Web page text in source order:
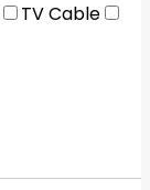
TV Cable